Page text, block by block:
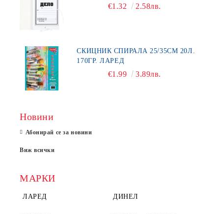
€1.32 2.58лв.
СКИЦНИК СПИРАЛА 25/35СМ 20Л.
170ГР. ЛАРЕД
€1.99 3.89лв.
Новини
Абонирай се за новини
Виж всички
МАРКИ
ЛАРЕД ДИНЕЛ